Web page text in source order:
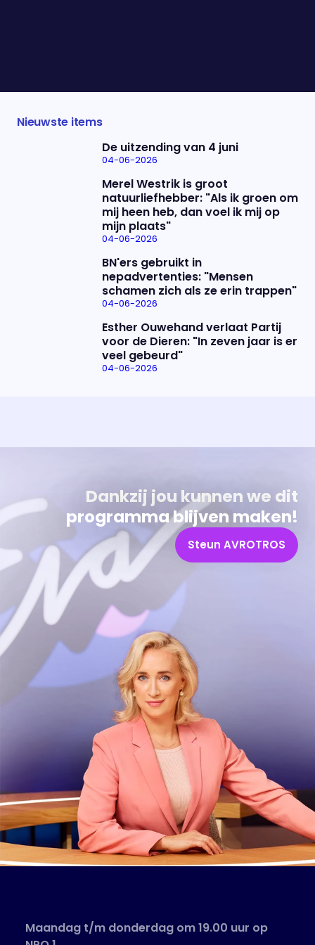
Nieuwste items
De uitzending van 4 juni
04-06-2026
Merel Westrik is groot
natuurliefhebber: "Als ik groen om
mij heen heb, dan voel ik mij op
mijn plaats"
04-06-2026
BN'ers gebruikt in
nepadvertenties: "Mensen
schamen zich als ze erin trappen"
04-06-2026
Esther Ouwehand verlaat Partij
voor de Dieren: "In zeven jaar is er
veel gebeurd"
04-06-2026
Dankzij jou kunnen we dit
programma blijven maken!
Steun AVROTROS
Maandag t/m donderdag om 19.00 uur op